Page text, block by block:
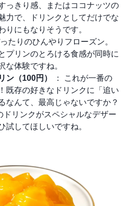
っきり感、またはココナッツの
力で、ドリンクとしてだけでな
りにもなりそうです。
たりのひんやりフローズン。
プリンのとろける食感が同時に
な体験ですね。
ン（100円）
： これが一番の
既存の好きなドリンクに「追い
なんて、最高じゃないですか？
リンクがスペシャルなデザー
試してほしいですね。